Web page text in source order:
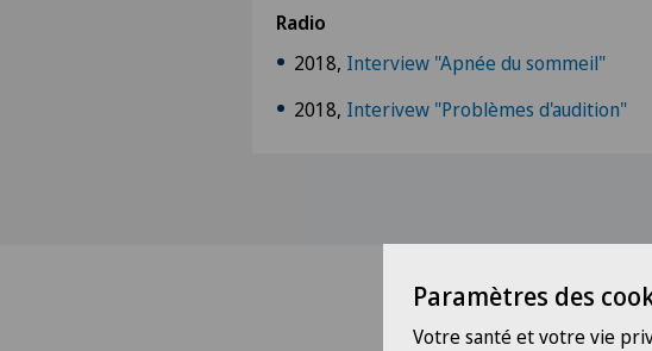
Radio
2018, Interview "Apnée du sommeil"
2018, Interivew "Problèmes d'audition"
Paramètres des
Votre santé et votre vie